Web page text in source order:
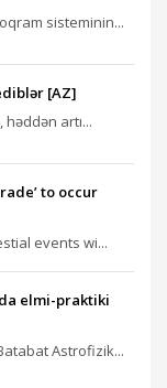
sisteminin...
[AZ]
həddən artı...
to occur
events wi...
elmi-praktiki
Astrofizik...